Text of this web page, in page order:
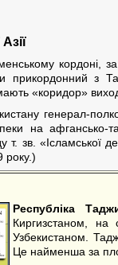
кордоні,
прикордонний з
«коридор»
генерал-
на афгансько-
т. зв.
року.)
Республіка
Киргизстаном,
Узбекистаном.
Це найменша за